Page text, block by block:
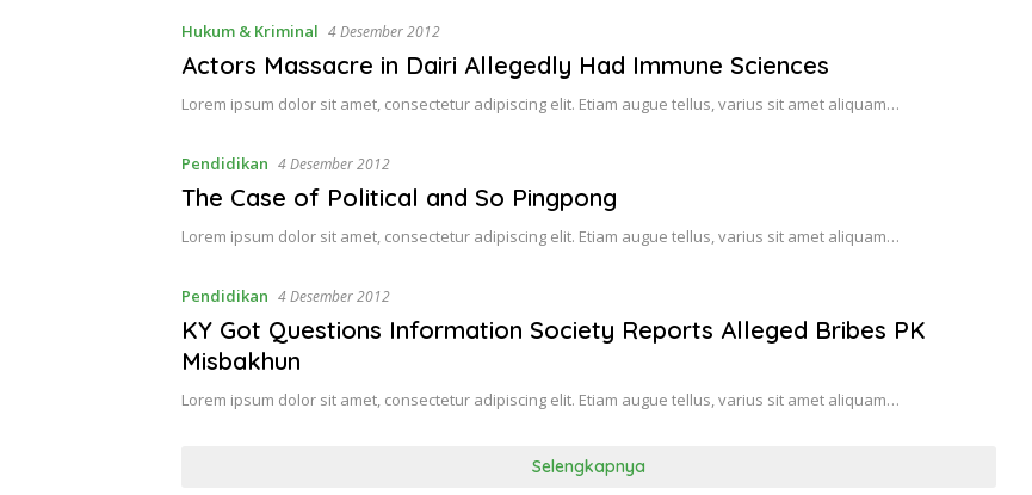
Hukum & Kriminal 4 Desember 2012
Actors Massacre in Dairi Allegedly Had Immune Sciences
Lorem ipsum dolor sit amet, consectetur adipiscing elit. Etiam augue tellus, varius sit amet aliquam…
Pendidikan 4 Desember 2012
The Case of Political and So Pingpong
Lorem ipsum dolor sit amet, consectetur adipiscing elit. Etiam augue tellus, varius sit amet aliquam…
Pendidikan 4 Desember 2012
KY Got Questions Information Society Reports Alleged Bribes PK
Misbakhun
Lorem ipsum dolor sit amet, consectetur adipiscing elit. Etiam augue tellus, varius sit amet aliquam…
Selengkapnya